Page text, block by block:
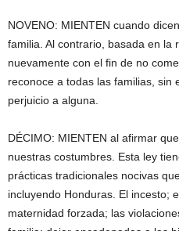
NOVENO: MIENTEN cuando
familia. Al contrario, basada en la
nuevamente con el fin de no
reconoce a todas las familias, sin
perjuicio a alguna.
DÉCIMO: MIENTEN al afirmar
nuestras costumbres. Esta ley
prácticas tradicionales nocivas
incluyendo Honduras. El incesto;
maternidad forzada; las